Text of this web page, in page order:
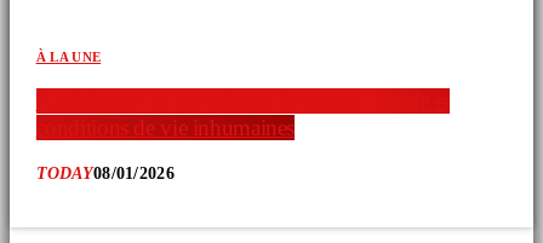
À LA UNE
conditions de vie inhumaines
TODAY08/01/2026